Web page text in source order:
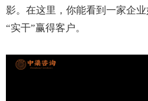
影。在这里，你能看到一家企
“实干”赢得客户。